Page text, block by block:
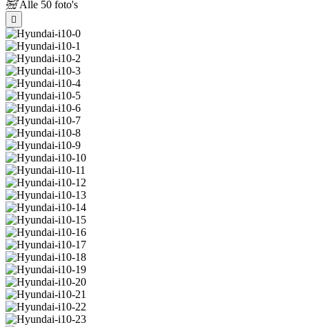
Alle 50 foto's